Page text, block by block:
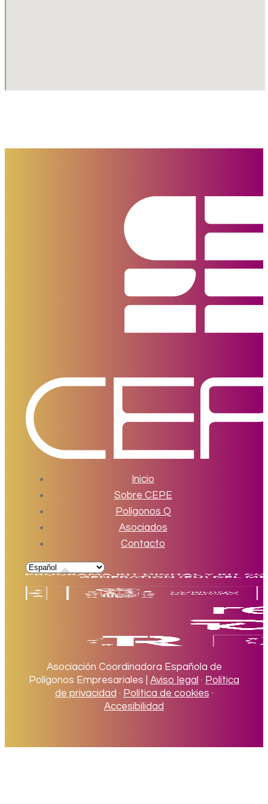
Inicio
Sobre CEPE
Polígonos Q
Asociados
Contacto
Asociación Coordinadora Española de
Polígonos Empresariales | Aviso legal · Política
de privacidad · Política de cookies ·
Accesibilidad